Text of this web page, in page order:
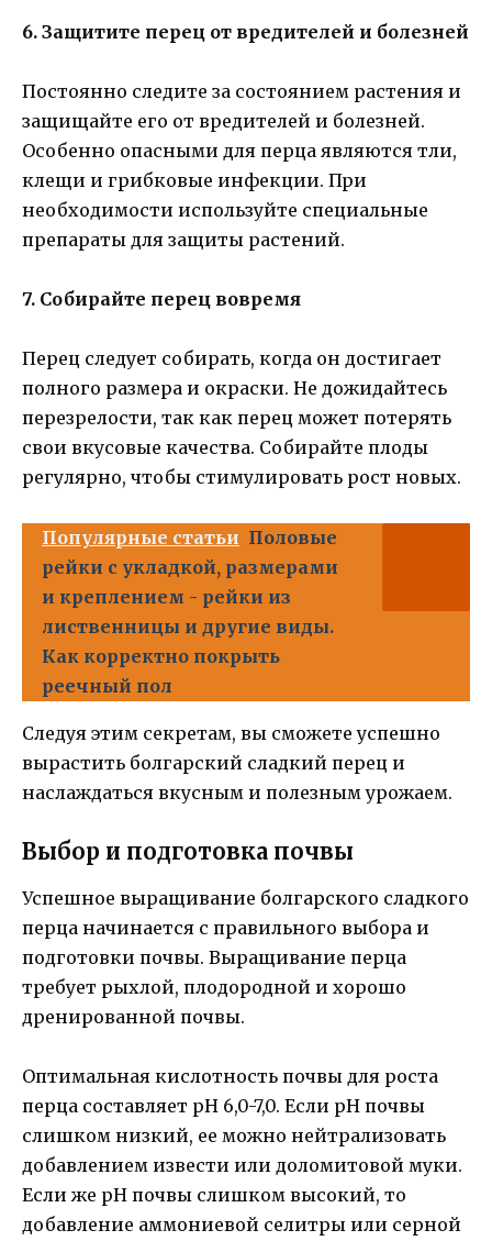
6. Защитите перец от вредителей и болезней
Постоянно следите за состоянием растения и
защищайте его от вредителей и болезней.
Особенно опасными для перца являются тли,
клещи и грибковые инфекции. При
необходимости используйте специальные
препараты для защиты растений.
7. Собирайте перец вовремя
Перец следует собирать, когда он достигает
полного размера и окраски. Не дожидайтесь
перезрелости, так как перец может потерять
свои вкусовые качества. Собирайте плоды
регулярно, чтобы стимулировать рост новых.
Популярные статьи Половые
рейки с укладкой, размерами
и креплением - рейки из
лиственницы и другие виды.
Как корректно покрыть
реечный пол
Следуя этим секретам, вы сможете успешно
вырастить болгарский сладкий перец и
наслаждаться вкусным и полезным урожаем.
Выбор и подготовка почвы
Успешное выращивание болгарского сладкого
перца начинается с правильного выбора и
подготовки почвы. Выращивание перца
требует рыхлой, плодородной и хорошо
дренированной почвы.
Оптимальная кислотность почвы для роста
перца составляет pH 6,0-7,0. Если pH почвы
слишком низкий, ее можно нейтрализовать
добавлением извести или доломитовой муки.
Если же pH почвы слишком высокий, то
добавление аммониевой селитры или серной